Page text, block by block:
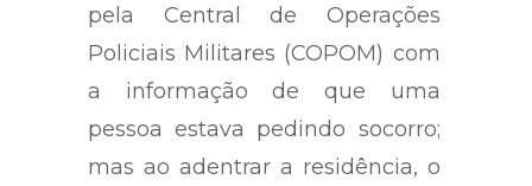
pela Central de Operações
Policiais Militares (COPOM) com
a informação de que uma
pessoa estava pedindo socorro;
mas ao adentrar a residência, o